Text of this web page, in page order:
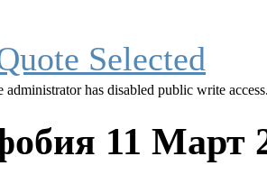
administrator has disabled public write
11 Март